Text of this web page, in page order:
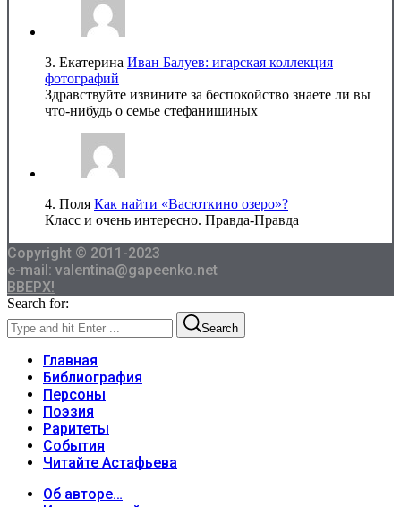
3. Екатерина Иван Балуев: игарская коллекция
фотографий
Здравствуйте извините за беспокойство знаете ли вы
что-нибудь о семье стефанишиных
4. Поля Как найти «Васюткино озеро»?
Класс и очень интересно. Правда-Правда
Copyright © 2011-2023
e-mail: valentina@gapeenko.net
ВВЕРХ!
Search for:
Search
Главная
Библиография
Персоны
Поэзия
Раритеты
События
Читайте Астафьева
Об авторе…